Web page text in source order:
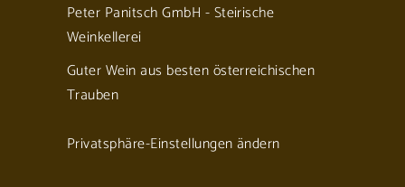
Peter Panitsch GmbH - Steirische
Weinkellerei
Guter Wein aus besten österreichischen
Trauben
Privatsphäre-Einstellungen ändern